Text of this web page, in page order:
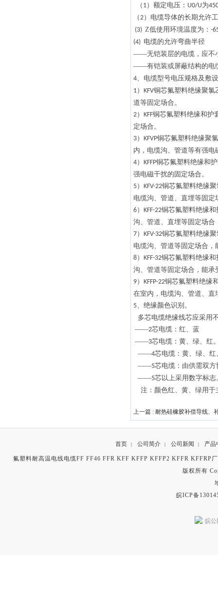
（ 1）额定电压： U0/U为
（2）电缆导体的长期允许
(3) Z低使用环境温度为： -
(4) 电缆的允许弯曲半径
——无铠装层的电缆，应不
——有铠装或屏蔽结构的电
4、电缆型号电压规格及敷
1） KFV铜芯氟塑料绝缘聚氯
道等固定场合。
2） KFF铜芯氟塑料绝缘和护
定场合。
3） KFVP铜芯氟塑料绝缘聚
内，电缆沟、管道等有强电
4） KFFP铜芯氟塑料绝缘和
强电磁干扰的固定场合。
5） KFV-22铜芯氟塑料绝缘
电缆沟、管道、直埋等固
6） KFF-22铜芯氟塑料绝缘
沟、管道、直埋等固定场合
7） KFV-32铜芯氟塑料绝缘
电缆沟、管道等固定场合，
8） KFF-32铜芯氟塑料绝缘
沟、管道等固定场合，能承
9） KFFP-22铜芯氟塑料绝缘
在室内，电缆沟、管道、
5、绝缘颜色识别。
多芯电缆绝缘线芯应采用
——2芯电缆：红、蓝
——3芯电缆：黄、绿、红
——4芯电缆：黄、绿、红
——5芯电缆：由供需双方
——5芯以上采用数字标志
注：颜色红、黄、绿用
上一篇 : 耐热硅橡胶补偿导线、
首页 | 公司简介 | 公司新闻 | 产品
氟塑料耐高温电线电缆FF FF46 FFR KFF KFFP KFFP2 KFFR KFFRP
版权所有
皖ICP备
皖公